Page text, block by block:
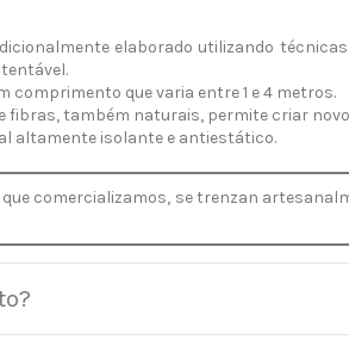
elaborado utilizando
comprimento que varia entre 1 e 4 metros.
também naturais, permite criar
altamente isolante e antiestático.
comercializamos, se trenzan